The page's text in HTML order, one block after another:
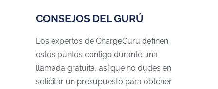
CONSEJOS DEL GURÚ
Los expertos de ChargeGuru definen
estos puntos contigo durante una
llamada gratuita, así que no dudes en
solicitar un presupuesto para obtener